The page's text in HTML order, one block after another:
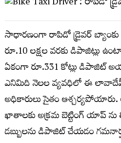
సాధారణంగా రాపిడో డ్రైవర్
రూ.10 లక్షల వరకు
ఏకంగా రూ.331 కోట్లు డిపాజిట్
ఎనిమిది నెలల వ్యవధిలో ఈ
అధికారులు సైతం
ఖాతాలకు అక్రమ బెట్టింగ్ యాప్
డబ్బులను డిపాజిట్ చేయడం